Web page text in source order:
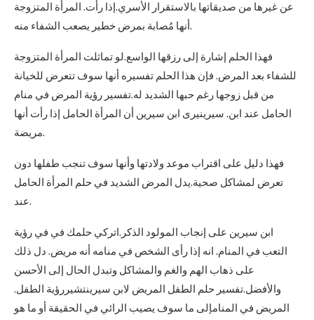
عن غيرها من صديقاتها بالاستقرار الأسري.إذا رأت. المرأة المتزوجة
أنها مُصابة بمرض خطير يصعب الشفاء منه.
فهذا الحلم إشارة إلى رزقها الواسع.لو تماثلت المرأة المتزوجة
للشفاء بعد المرض. فإن هذا الحلم تفسيره أنها سوف تتعرض للخيانة
من قبل زوجها رغم حبها الشديد له.تفسير رؤية المرض في منام
الحامل عند ابن. سيرينيرى ابن سيرين أن المرأة الحامل إذا رأت أنها
مريضة.
فهذا دليل على اقتراب موعد ولادتها وأنها سوف تنجب طفلها دون
تعرض لمشاكل صحية.يدل المرض الشديد في حلم المرأة الحامل
عند.
ابن سيرين على إنجاب المولود الذكر.اتركي حلمك في في رؤية
التعب في المنام. انه إذا رأى الشخص في منامه أنه مريض. دل ذلك
على ذهاب الهم والغم والمشاكل وتبدل الحال إلى الأحسن
والأفضل.تفسير حلم الطفل المريض لابن سيرينتشيررؤية الطفل.
المريض في المنامإلى ما سوف يصيب الرائي في الحقيقة أو ما هو